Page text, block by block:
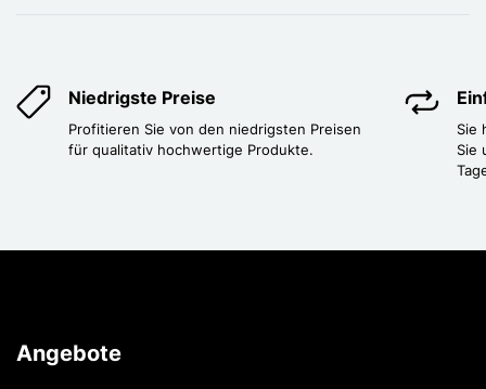
Niedrigste Preise
Profitieren Sie von den niedrigsten Preisen
für qualitativ hochwertige Produkte.
Sie
Sie
Angebote